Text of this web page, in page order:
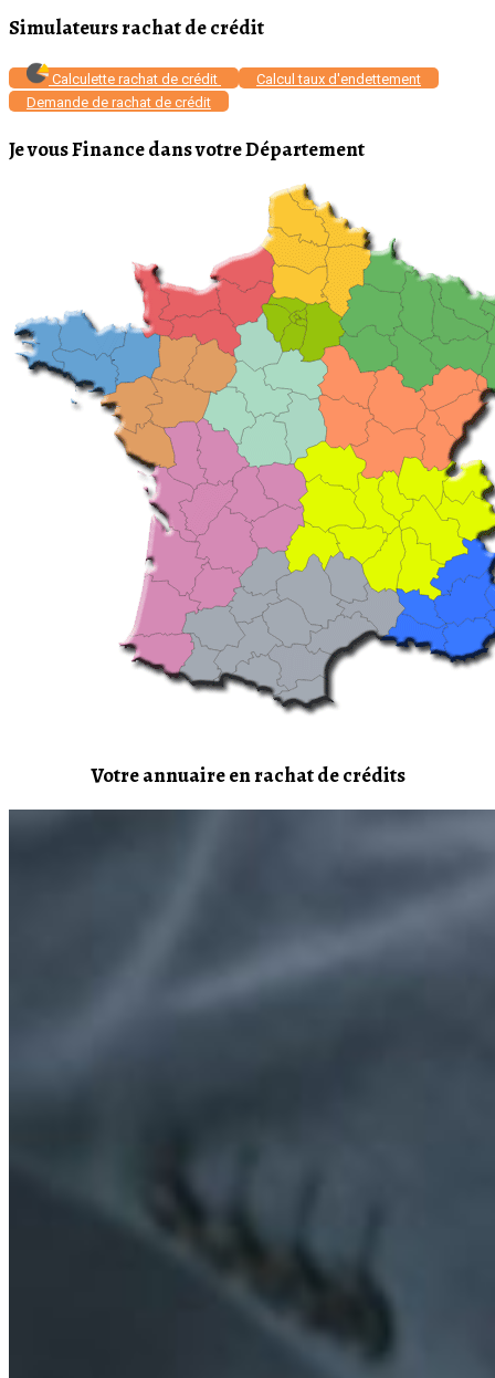
Simulateurs rachat de crédit
Calculette rachat de crédit
Calcul taux d'endettement
Demande de rachat de crédit
Je vous Finance dans votre Département
Votre annuaire en rachat de crédits